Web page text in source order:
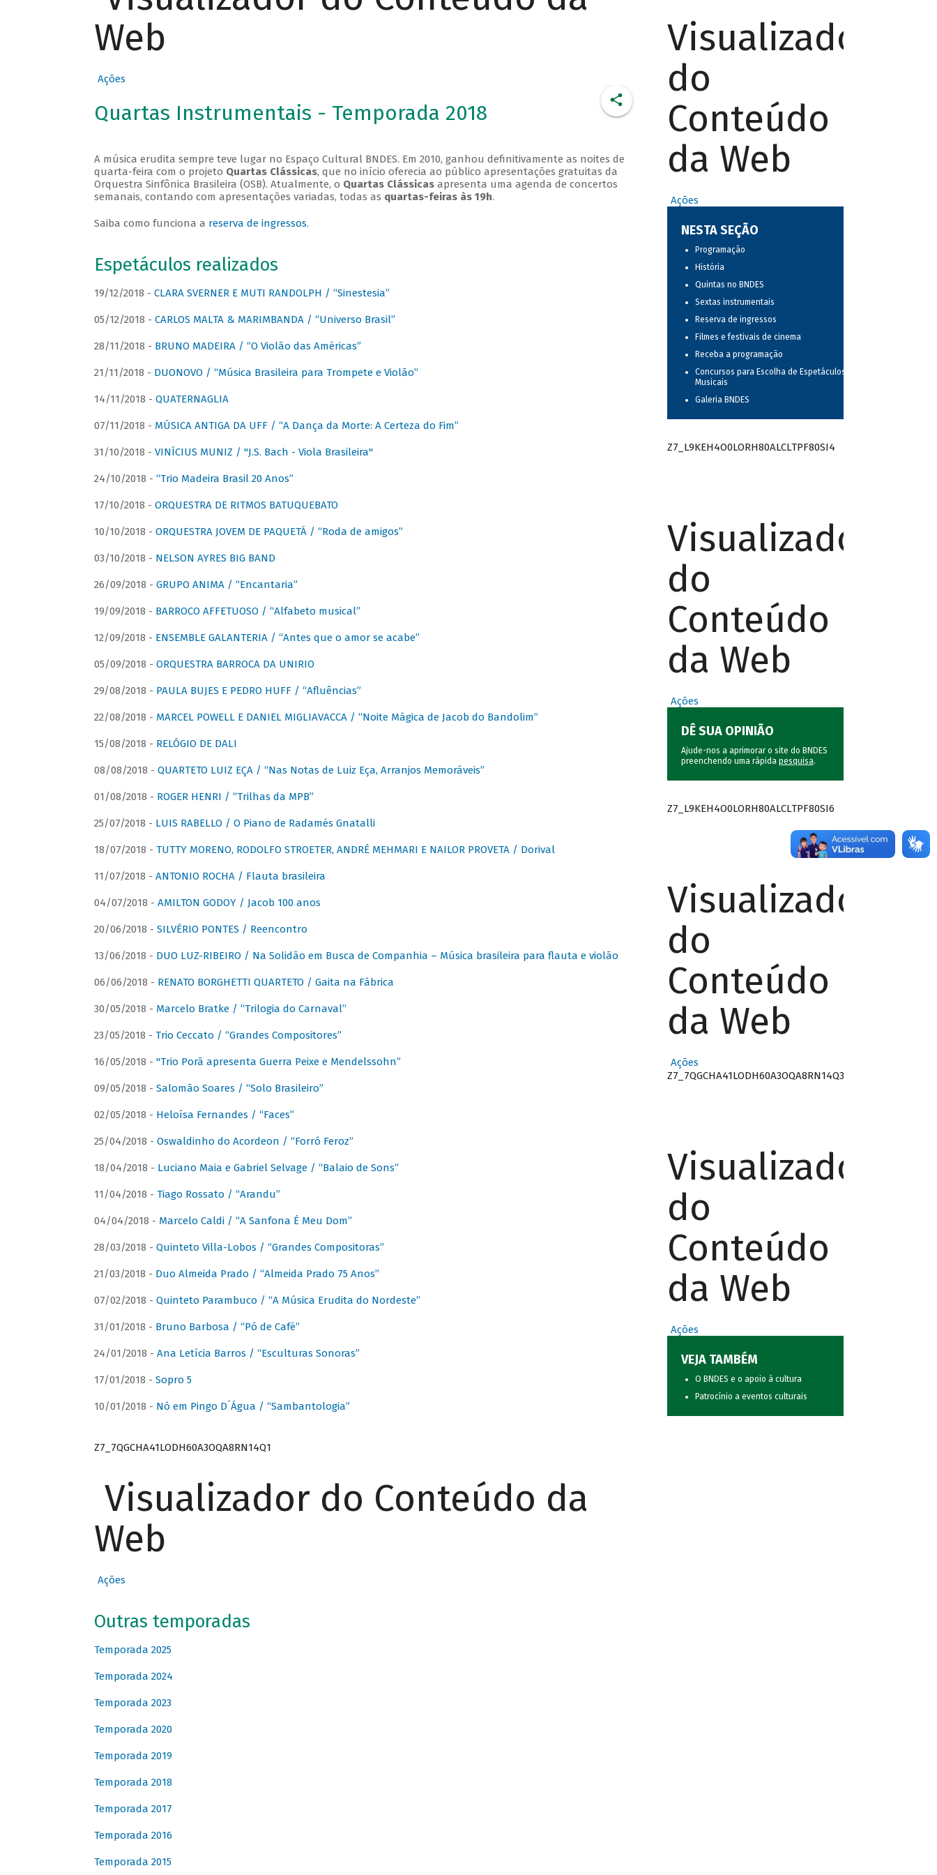
Web
Ações
Quartas Instrumentais - Temporada 2018
A música erudita sempre teve lugar no Espaço Cultural BNDES. Em 2010, ganhou definitivamente as noites de
quarta-feira com o projeto Quartas Clássicas, que no início oferecia ao público apresentações gratuitas da
Orquestra Sinfônica Brasileira (OSB). Atualmente, o Quartas Clássicasapresenta uma agenda de concertos
semanais, contando com apresentações variadas, todas as quartas-feiras às 19h.
Saiba como funciona a reserva de ingressos.
Espetáculos realizados
19/12/2018 - CLARA SVERNER E MUTI RANDOLPH / “Sinestesia”
05/12/2018 - CARLOS MALTA & MARIMBANDA / “Universo Brasil”
28/11/2018 - BRUNO MADEIRA / “O Violão das Américas”
21/11/2018 - DUONOVO / “Música Brasileira para Trompete e Violão”
14/11/2018 - QUATERNAGLIA
07/11/2018 - MÚSICA ANTIGA DA UFF / “A Dança da Morte: A Certeza do Fim”
31/10/2018 - VINÍCIUS MUNIZ / "J.S. Bach - Viola Brasileira"
24/10/2018 - “Trio Madeira Brasil 20 Anos”
17/10/2018 - ORQUESTRA DE RITMOS BATUQUEBATO
10/10/2018 - ORQUESTRA JOVEM DE PAQUETÁ / “Roda de amigos”
03/10/2018 - NELSON AYRES BIG BAND
26/09/2018 - GRUPO ANIMA / “Encantaria”
19/09/2018 - BARROCO AFFETUOSO / “Alfabeto musical”
12/09/2018 - ENSEMBLE GALANTERIA / “Antes que o amor se acabe”
05/09/2018 - ORQUESTRA BARROCA DA UNIRIO
29/08/2018 - PAULA BUJES E PEDRO HUFF / “Afluências”
22/08/2018 - MARCEL POWELL E DANIEL MIGLIAVACCA / “Noite Mágica de Jacob do Bandolim”
15/08/2018 - RELÓGIO DE DALI
08/08/2018 - QUARTETO LUIZ EÇA / “Nas Notas de Luiz Eça, Arranjos Memoráveis”
01/08/2018 - ROGER HENRI / “Trilhas da MPB”
25/07/2018 - LUIS RABELLO / O Piano de Radamés Gnatalli
18/07/2018 - TUTTY MORENO, RODOLFO STROETER, ANDRÉ MEHMARI E NAILOR PROVETA / Dorival
11/07/2018 - ANTONIO ROCHA / Flauta brasileira
04/07/2018 - AMILTON GODOY / Jacob 100 anos
20/06/2018 - SILVÉRIO PONTES / Reencontro
13/06/2018 - DUO LUZ-RIBEIRO / Na Solidão em Busca de Companhia – Música brasileira para flauta e violão
06/06/2018 - RENATO BORGHETTI QUARTETO / Gaita na Fábrica
30/05/2018 - Marcelo Bratke / “Trilogia do Carnaval”
23/05/2018 - Trio Ceccato / “Grandes Compositores”
16/05/2018 - "Trio Porã apresenta Guerra Peixe e Mendelssohn”
09/05/2018 - Salomão Soares / “Solo Brasileiro”
02/05/2018 - Heloísa Fernandes / “Faces”
25/04/2018 - Oswaldinho do Acordeon / “Forró Feroz”
18/04/2018 - Luciano Maia e Gabriel Selvage / “Balaio de Sons”
11/04/2018 - Tiago Rossato / “Arandu”
04/04/2018 - Marcelo Caldi / “A Sanfona É Meu Dom”
28/03/2018 - Quinteto Villa-Lobos / “Grandes Compositoras”
21/03/2018 - Duo Almeida Prado / “Almeida Prado 75 Anos”
07/02/2018 - Quinteto Parambuco / “A Música Erudita do Nordeste”
31/01/2018 - Bruno Barbosa / “Pó de Café”
24/01/2018 - Ana Letícia Barros / “Esculturas Sonoras”
17/01/2018 - Sopro 5
10/01/2018 - Nó em Pingo D´Água / “Sambantologia”
Z7_7QGCHA41LODH60A3OQA8RN14Q1
Visualizador do Conteúdo da
Web
Ações
Outras temporadas
Temporada 2025
Temporada 2024
Temporada 2023
Temporada 2020
Temporada 2019
Temporada 2018
Temporada 2017
Temporada 2016
Temporada 2015
Visualizador
do
Conteúdo
da Web
Ações
NESTA SEÇÃO
Programação
História
Quintas no BNDES
Sextas instrumentais
Reserva de ingressos
Filmes e festivais de cinema
Receba a programação
Concursos para Escolha de Espetáculos
Musicais
Galeria BNDES
Z7_L9KEH4O0LORH80ALCLTPF80SI4
Visualizador
do
Conteúdo
da Web
Ações
DÊ SUA OPINIÃO
Ajude-nos a aprimorar o site do BNDES
preenchendo uma rápida pesquisa.
Z7_L9KEH4O0LORH80ALCLTPF80SI6
Visualizador
do
Conteúdo
da Web
Ações
Z7_7QGCHA41LODH60A3OQA8RN14Q3
Visualizador
do
Conteúdo
da Web
Ações
VEJA TAMBÉM
O BNDES e o apoio à cultura
Patrocínio a eventos culturais